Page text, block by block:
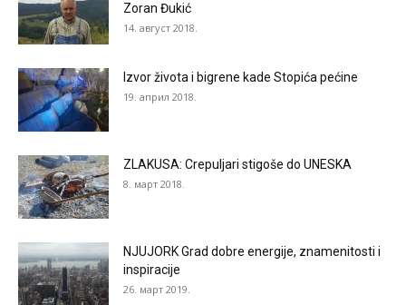
Zoran Đukić
14. август 2018.
Izvor života i bigrene kade Stopića pećine
19. април 2018.
ZLAKUSA: Crepuljari stigoše do UNESKA
8. март 2018.
NJUJORK Grad dobre energije, znamenitosti i
inspiracije
26. март 2019.